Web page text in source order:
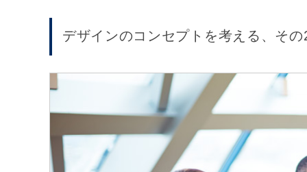
デザインのコンセプトを考える、その